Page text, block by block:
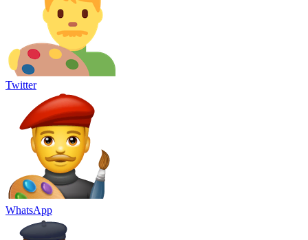
Twitter
WhatsApp